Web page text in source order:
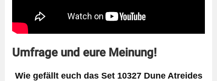
Umfrage und eure Meinung!
Wie gefällt euch das Set 10327 Dune Atreides